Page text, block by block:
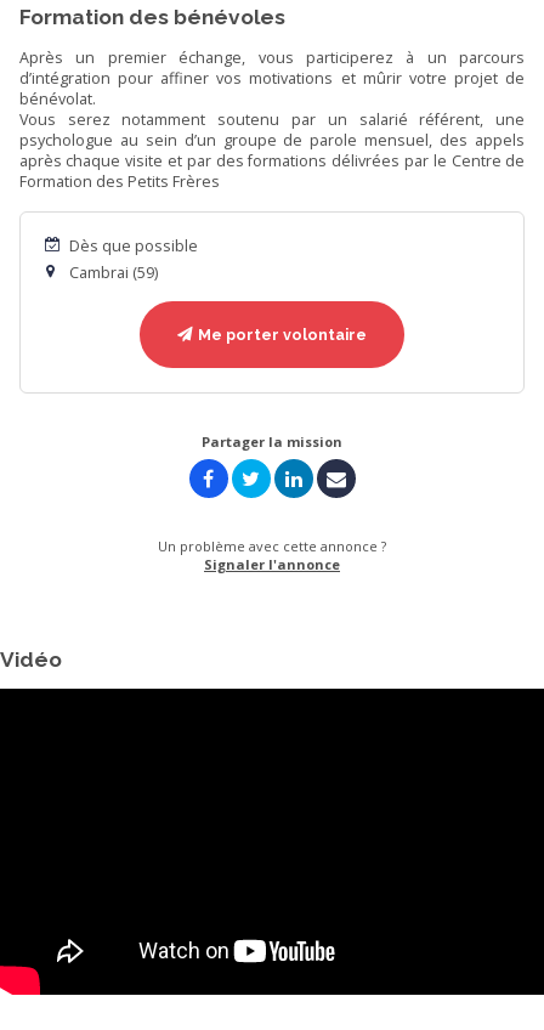
Formation des bénévoles
Après un premier échange, vous participerez à un parcours
d’intégration pour affiner vos motivations et mûrir votre projet de
bénévolat.
Vous serez notamment soutenu par un salarié référent, une
psychologue au sein d’un groupe de parole mensuel, des appels
après chaque visite et par des formations délivrées par le Centre de
Formation des Petits Frères
Dès que possible
Cambrai (59)
Me porter volontaire
Partager la mission
Un problème avec cette annonce ?
Signaler l'annonce
Vidéo